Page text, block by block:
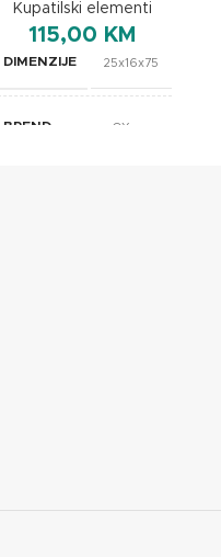
Kupatilski elementi
115,00 KM
DIMENZIJE 25x16x75
BREND OXaqua